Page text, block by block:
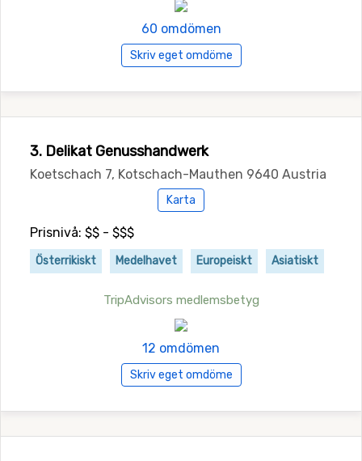
60 omdömen
Skriv eget omdöme
3. Delikat Genusshandwerk
Koetschach 7, Kotschach-Mauthen 9640 Austria
Karta
Prisnivå: $$ - $$$
Österrikiskt Medelhavet Europeiskt Asiatiskt
TripAdvisors medlemsbetyg
12 omdömen
Skriv eget omdöme